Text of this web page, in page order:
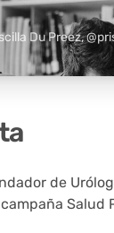
Du Preez,
de
Salud